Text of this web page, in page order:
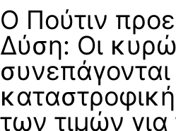
Ο Πούτιν
Δύση: Οι
συνεπάγονται
των τιμών για